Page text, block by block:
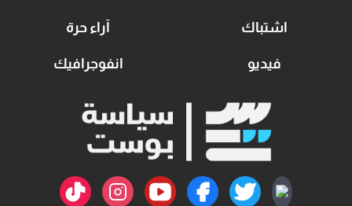
اشتباك آراء حرة
فيديو انفوجرافيك